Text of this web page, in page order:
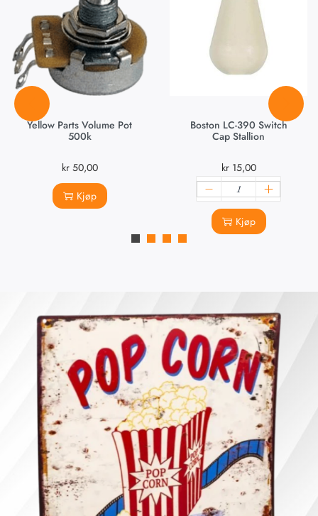
Yellow Parts Volume Pot
500k
kr50,00
Kjøp
Boston LC-390 Switch
Cap Stallion
kr15,00
Kjøp